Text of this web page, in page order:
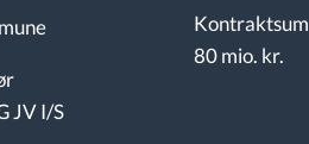
JV I/S
Kontraktsum
80 mio. kr.